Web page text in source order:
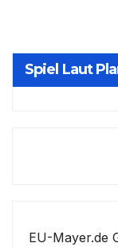
Spiel Laut
EU-Mayer.de